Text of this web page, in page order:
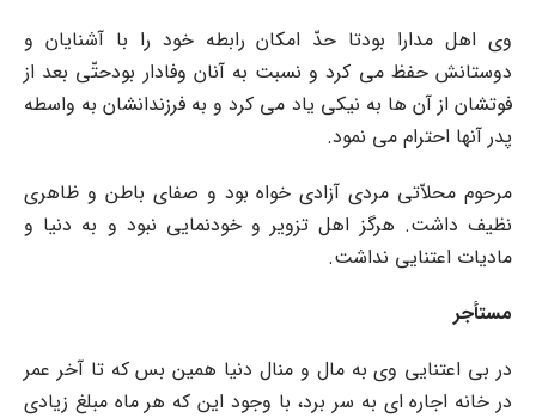
وى اهل مدارا بودتا حدّ امکان رابطه خود را با آشنایان و
دوستانش حفظ مى کرد و نسبت به آنان وفادار بودحتّى بعد از
فوتشان از آن ها به نیکى یاد مى کرد و به فرزندانشان به واسطه
پدر آنها احترام مى نمود.
مرحوم محلاّتى مردى آزادى خواه بود و صفاى باطن و ظاهرى
نظیف داشت. هرگز اهل تزویر و خودنمایى نبود و به دنیا و
مادیات اعتنایى نداشت.
مستأجر
در بى اعتنایى وى به مال و منال دنیا همین بس که تا آخر عمر
در خانه اجاره اى به سر برد، با وجود این که هر ماه مبلغ زیادى